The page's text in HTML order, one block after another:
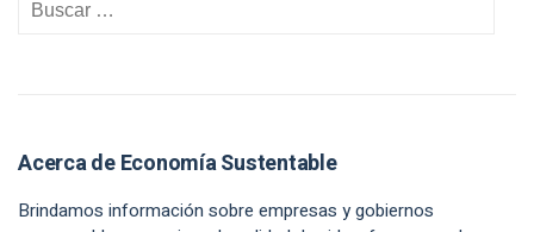
Acerca de Economía Sustentable
Brindamos información sobre empresas y gobiernos